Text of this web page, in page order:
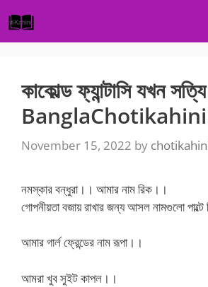
to
content
কাকোল্ড ফ্যান্টাসি যখন
BanglaChotikahini
November 15, 2022 by
নমস্কার বন্ধুরা।। আমার নাম রিক।।
গোপনীয়তা বজায় রাখার জন্য আসল নামগুলো পাল্টে
আমার গার্ল ফ্রেন্ডের নাম রূপা।।
আমরা খুব সুইট কাপল।।